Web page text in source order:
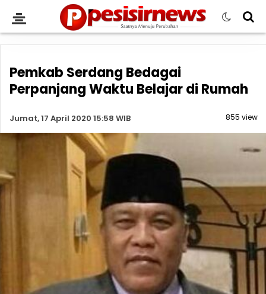
Pemkab Serdang Bedagai
Perpanjang Waktu Belajar di Rumah
Jumat, 17 April 2020 15:58 WIB 855 view